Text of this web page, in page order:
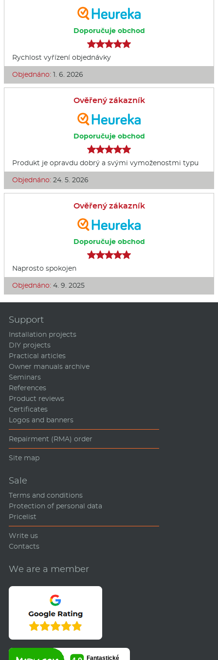
Doporučuje obchod
Rychlost vyřízení objednávky
Objednáno: 1. 6. 2026
Ověřený zákazník
Doporučuje obchod
Produkt je opravdu dobrý a svými vymoženostmi typu
Objednáno: 24. 5. 2026
Ověřený zákazník
Doporučuje obchod
Naprosto spokojen
Objednáno: 4. 9. 2025
Support
Installation projects
DIY projects
Practical articles
Owner manuals archive
Seminars
References
Product reviews
Certificates
Logos and banners
Repairment (RMA) order
Site map
Sale
Terms and conditions
Protection of personal data
Pricelist
Write us
Contacts
We are a member